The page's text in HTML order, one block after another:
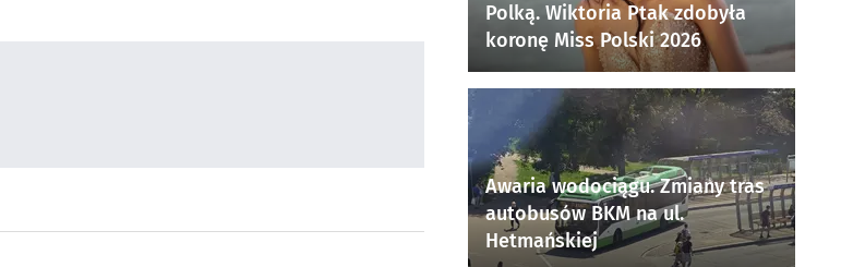
Polką. Wiktoria Ptak zdobyła
koronę Miss Polski 2026
Awaria wodociągu. Zmiany tras
autobusów BKM na ul.
Hetmańskiej